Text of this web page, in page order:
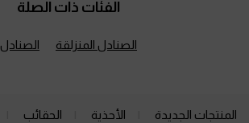
الفئات ذات الصلة
الصنادل المنزلقة الصنادل
المنتجات الجديدة الأحذية الحقائب